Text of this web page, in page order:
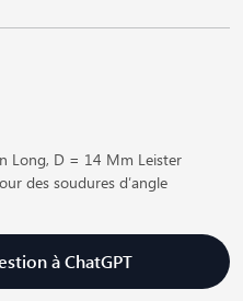
Long, D = 14 Mm Leister
des soudures d′angle
à ChatGPT